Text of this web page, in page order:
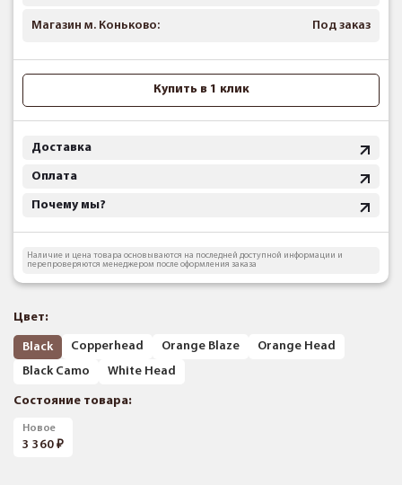
Магазин м. Коньково: Под заказ
Купить в 1 клик
Доставка
Оплата
Почему мы?
Наличие и цена товара основываются на последней доступной информации и
перепроверяются менеджером после оформления заказа
Цвет:
Black Copperhead Orange Blaze
Orange Head
Black Camo
White Head
Состояние товара:
Новое
3 360